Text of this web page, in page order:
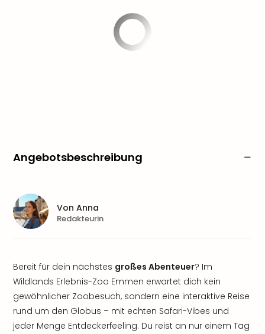
Angebotsbeschreibung
Bereit für dein nächstes großes Abenteuer? Im
Wildlands Erlebnis-Zoo Emmen erwartet dich kein
gewöhnlicher Zoobesuch, sondern eine interaktive Reise
rund um den Globus – mit echten Safari-Vibes und
jeder Menge Entdeckerfeeling. Du reist an nur einem Tag
Von Anna
Redakteurin